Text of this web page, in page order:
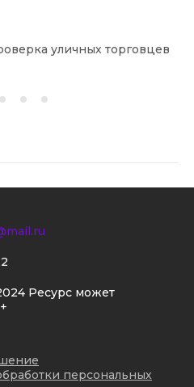
уличных торговцев
Ресурс может
персональных